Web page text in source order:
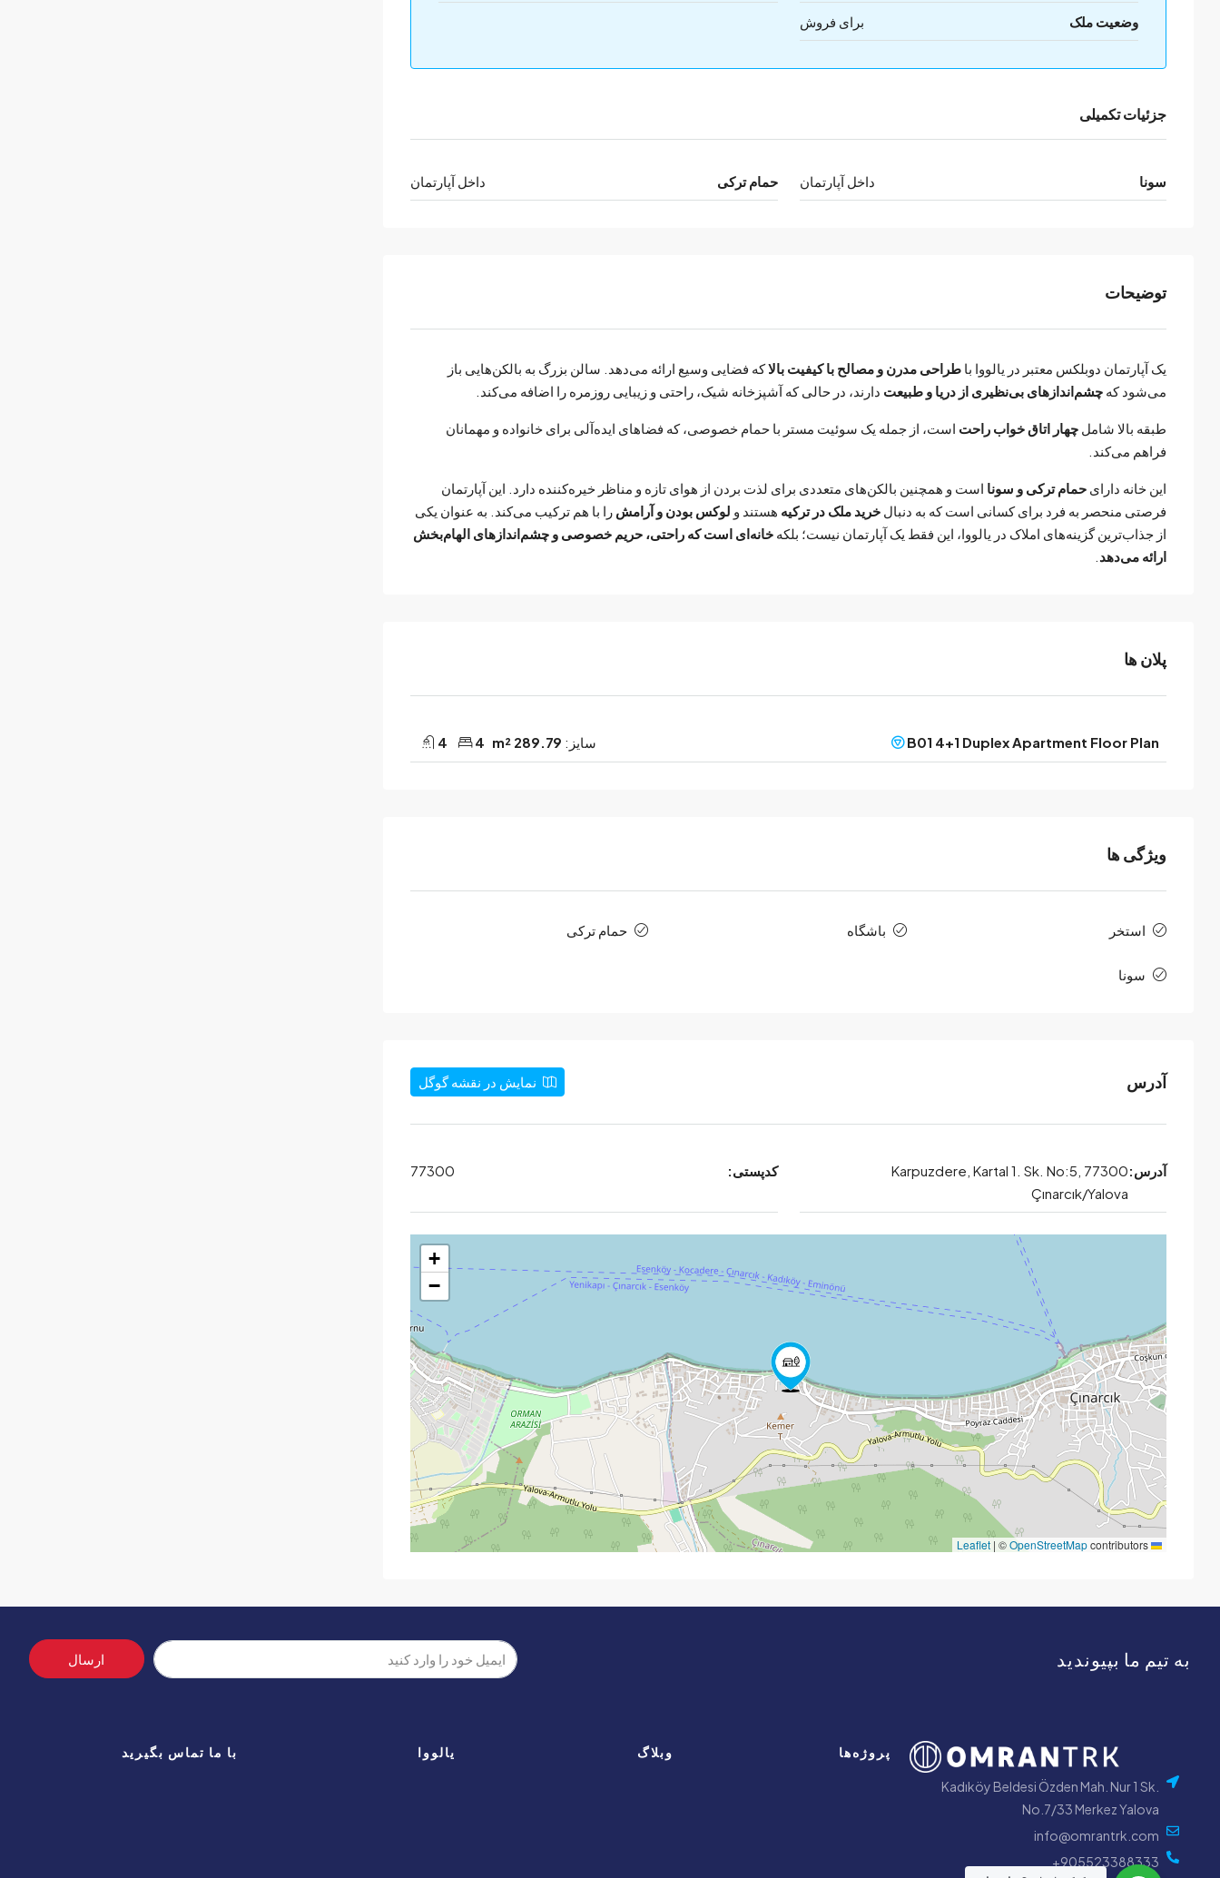
وضعیت ملک برای فروش
جزئیات تکمیلی
سونا داخل آپارتمان حمام ترکی داخل آپارتمان
توضیحات
یک آپارتمان دوبلکس معتبر در یالووا با طراحی مدرن و مصالح با کیفیت بالاکه فضایی وسیع ارائه می‌دهد. سالن بزرگ به بالکن‌هایی باز
می‌شود که چشم‌اندازهای بی‌نظیری از دریا و طبیعت دارند، در حالی که آشپزخانه شیک، راحتی و زیبایی روزمره را اضافه می‌کند.
طبقه بالا شامل چهار اتاق خواب راحت است، از جمله یک سوئیت مستر با حمام خصوصی، که فضاهای ایده‌آلی برای خانواده و مهمانان
فراهم می‌کند.
این خانه دارای حمام ترکی و سونا است و همچنین بالکن‌های متعددی برای لذت بردن از هوای تازه و مناظر خیره‌کننده دارد. این آپارتمان
فرصتی منحصر به فرد برای کسانی است که به دنبال خرید ملک در ترکیه هستند و لوکس بودن و آرامش را با هم ترکیب می‌کند. به عنوان یکی
از جذاب‌ترین گزینه‌های املاک در یالووا، این فقط یک آپارتمان نیست؛ بلکه خانه‌ای است که راحتی، حریم خصوصی و چشم‌اندازهای الهام‌بخش
ارائه می‌دهد
پلان ها
B01 4+1 Duplex Apartment Floor Plan سایز: 289.79 m²
4
4
ویژگی ها
استخر باشگاه حمام ترکی
سونا
آدرس نمایش در نقشه گوگل
آدرس:Karpuzdere, Kartal 1. Sk. No:5, 77300
Çınarcık/Yalova
کدپستی: 77300
+
−
| ©OpenStreetMapcontributors
به تیم ما بپیوندید ارسال
Kadıköy Beldesi Özden Mah. Nur 1 Sk.
No.7/33 Merkez Yalova
info@omrantrk.com
905523388333+
پروژه‌ها وبلاگ یالووا با ما تماس بگیرید